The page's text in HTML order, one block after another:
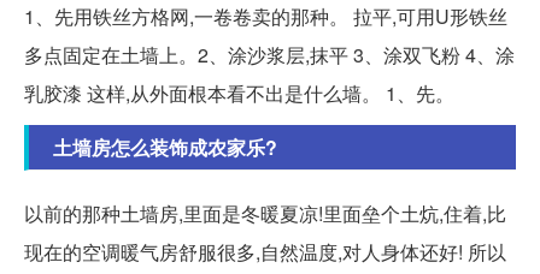
1、先用铁丝方格网,一卷卷卖的那种。 拉平,可用U形铁丝
多点固定在土墙上。2、涂沙浆层,抹平 3、涂双飞粉 4、涂
乳胶漆 这样,从外面根本看不出是什么墙。 1、先。
土墙房怎么装饰成农家乐?
以前的那种土墙房,里面是冬暖夏凉!里面垒个土炕,住着,比
现在的空调暖气房舒服很多,自然温度,对人身体还好! 所以